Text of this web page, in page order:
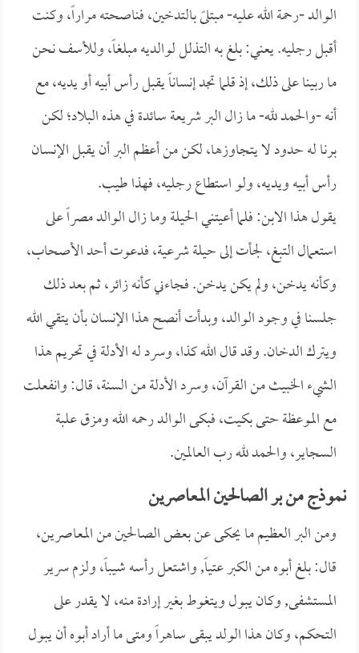
الوالد -رحمة الله عليه- مبتلىً بالتدخين، فناصحته مراراً، وكنت
أقبل رجليه. يعني: بلغ به التذلل لوالديه مبلغاً، وللأسف نحن
ما ربينا على ذلك، إذ قلما تجد إنساناً يقبل رأس أبيه أو يديه، مع
أنه -والحمد لله- ما زال البر شريعة سائدة في هذه البلاد؛ لكن
برنا له حدود لا يتجاوزها، لكن من أعظم البر أن يقبل الإنسان
رأس أبيه ويديه، ولو استطاع رجليه، فهذا طيب.
يقول هذا الابن: فلما أعيتني الحيلة وما زال الوالد مصراً على
استعمال التبغ، لجأت إلى حيلة شرعية، فدعوت أحد الأصحاب،
وكأنه يدخن، ولم يكن يدخن. فجاءني كأنه زائر، ثم بعد ذلك
جلسنا في وجود الوالد، وبدأت أنصح هذا الإنسان بأن يتقي الله
ويترك الدخان. وقد قال الله كذا، وسرد له الأدلة في تحريم هذا
الشيء الخبيث من القرآن، وسرد الأدلة من السنة، قال: وانفعلت
مع الموعظة حتى بكيت، فبكى الوالد رحمه الله ومزق علبة
السجاير، والحمد لله رب العالمين.
نموذج من بر الصالحين المعاصرين
ومن البر العظيم ما يحكى عن بعض الصالحين من المعاصرين،
قال: بلغ أبوه من الكبر عتياً, واشتعل رأسه شيباً، ولزم سرير
المستشفى, وكان يبول ويتغوط بغير إرادة منه، لا يقدر على
التحكم، وكان هذا الولد يبقى ساهراً ومتى ما أراد أبوه أن يبول